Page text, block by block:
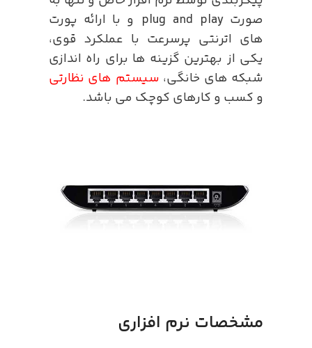
صورت plug and play و با ارائه پورت
های اترنتی پرسرعت با عملکرد قوی،
یکی از بهترین گزینه ها برای راه اندازی
شبکه های خانگی، سیستم های نظارتی
و کسب و کارهای کوچک می باشد.
مشخصات نرم افزاری